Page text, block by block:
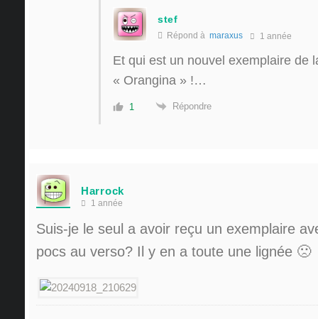
stef
Répond à maraxus 1 année
Et qui est un nouvel exemplaire de
« Orangina » !…
1 Répondre
Harrock
1 année
Suis-je le seul a avoir reçu un exemplaire
pocs au verso? Il y en a toute une lignée 🙁